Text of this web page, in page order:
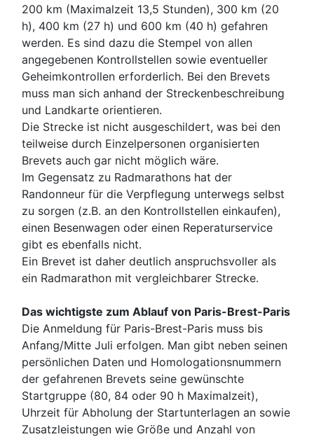
200 km (Maximalzeit 13,5 Stunden), 300 km (20
h), 400 km (27 h) und 600 km (40 h) gefahren
werden. Es sind dazu die Stempel von allen
angegebenen Kontrollstellen sowie eventueller
Geheimkontrollen erforderlich. Bei den Brevets
muss man sich anhand der Streckenbeschreibung
und Landkarte orientieren.
Die Strecke ist nicht ausgeschildert, was bei den
teilweise durch Einzelpersonen organisierten
Brevets auch gar nicht möglich wäre.
Im Gegensatz zu Radmarathons hat der
Randonneur für die Verpflegung unterwegs selbst
zu sorgen (z.B. an den Kontrollstellen einkaufen),
einen Besenwagen oder einen Reperaturservice
gibt es ebenfalls nicht.
Ein Brevet ist daher deutlich anspruchsvoller als
ein Radmarathon mit vergleichbarer Strecke.
Das wichtigste zum Ablauf von Paris-Brest-Paris
Die Anmeldung für Paris-Brest-Paris muss bis
Anfang/Mitte Juli erfolgen. Man gibt neben seinen
persönlichen Daten und Homologationsnummern
der gefahrenen Brevets seine gewünschte
Startgruppe (80, 84 oder 90 h Maximalzeit),
Uhrzeit für Abholung der Startunterlagen an sowie
Zusatzleistungen wie Größe und Anzahl von